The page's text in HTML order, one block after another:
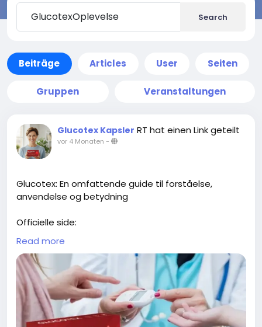
Search
Beiträge Articles User Seiten
Gruppen Veranstaltungen
Glucotex Kapsler RT hat einen Link geteilt
vor 4 Monaten -
Glucotex: En omfattende guide til forståelse,
anvendelse og betydning
Officielle side:
https://www.kissnutra.com/da/glucotex-
anmeldelser/
https://scribehow.com/page/Glucotex_Kapsler_An
meldelser_Sandheden_om_Blodsukker_Glucotex_
Kapsler__ZV1oqyHmSg-Dtm0MutRglw
Read more